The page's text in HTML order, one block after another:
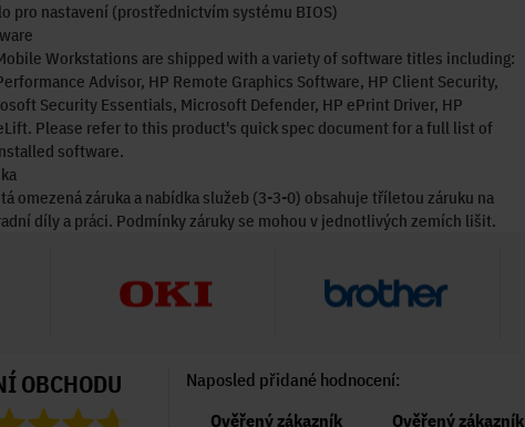
pro nastavení (prostřednictvím systému BIOS)
Workstations are shipped with a variety of software titles including:
Advisor, HP Remote Graphics Software, HP Client Security,
Security Essentials, Microsoft Defender, HP ePrint Driver, HP
Please refer to this product's quick spec document for a full list of
software.
omezená záruka a nabídka služeb (3-3-0) obsahuje tříletou záruku na
díly a práci. Podmínky záruky se mohou v jednotlivých zemích lišit.
OBCHODU
Naposled přidané hodnocení:
Ověřený zákazník Ověřený zákazník Ověřený zákazník